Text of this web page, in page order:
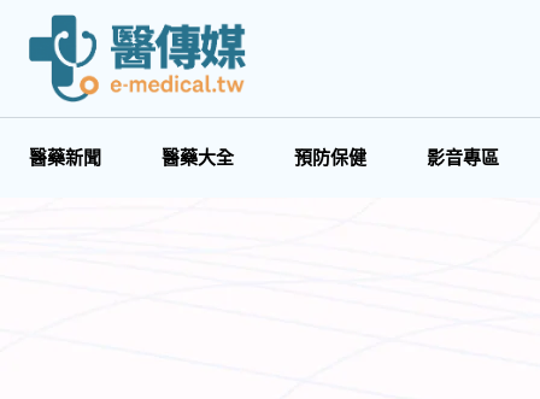
醫藥新聞 醫藥大全 預防保健 影音專區